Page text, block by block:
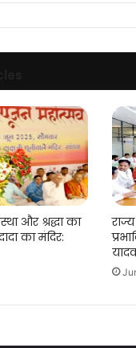
और श्रद्धा का
का मंदिर:
यादव